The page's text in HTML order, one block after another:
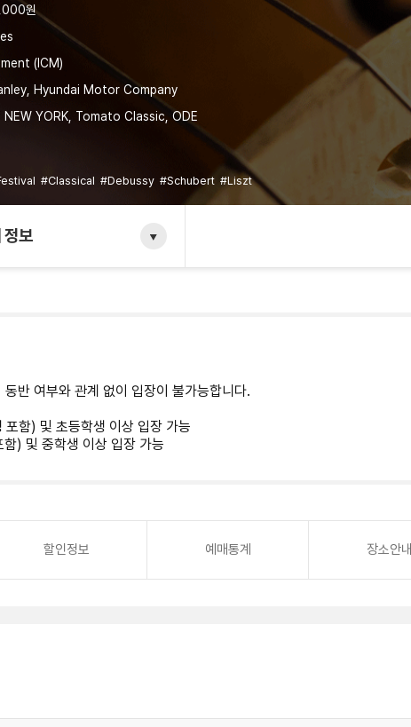
원
(ICM)
Hyundai Motor Company
NEW YORK, Tomato Classic, ODE
#Classical #Debussy #Schubert #Liszt
정보
반 여부와 관계 없이 입장이 불가능합니다.
함) 및 초등학생 이상 입장 가능
) 및 중학생 이상 입장 가능
할인정보 예매통계 장소안내